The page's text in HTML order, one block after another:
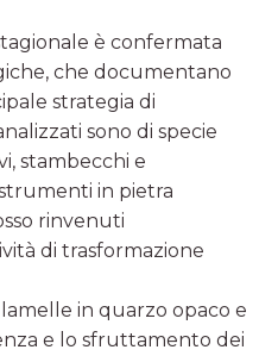
è confermata
che documentano
strategia di
sono di specie
stambecchi e
in pietra
rinvenuti
di trasformazione
in quarzo opaco e
e lo sfruttamento dei